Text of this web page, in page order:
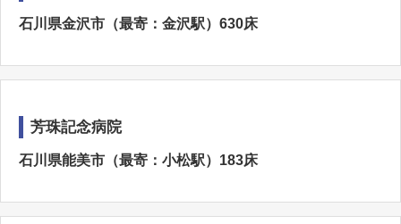
石川県金沢市（最寄：金沢駅）630床
芳珠記念病院
石川県能美市（最寄：小松駅）183床